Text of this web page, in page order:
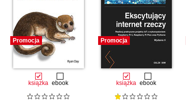
Promocja
książka ebook
Promocja
książka ebook